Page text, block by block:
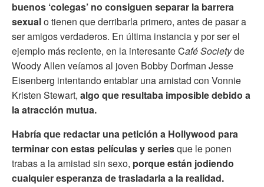
buenos ‘colegas’ no consiguen separar la barrera
sexualo tienen que derribarla primero, antes de pasar a
ser amigos verdaderos. En última instancia y por ser el
ejemplo más reciente, en la interesante Café Societyde
Woody Allen veíamos al joven Bobby Dorfman Jesse
Eisenberg intentando entablar una amistad con Vonnie
Kristen Stewart, algo que resultaba imposible debido a
la atracción mutua.
Habría que redactar una petición a Hollywood para
terminar con estas películas y seriesque le ponen
trabas a la amistad sin sexo, porque están jodiendo
cualquier esperanza de trasladarla a la realidad.